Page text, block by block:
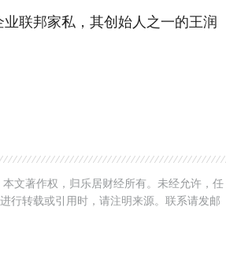
联邦家私，其创始人之一的王润
文著作权，归乐居财经所有。未经允许，任
行转载或引用时，请注明来源。联系请发邮